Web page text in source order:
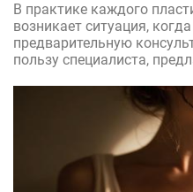
В практике каждого
возникает ситуация,
предварительную
пользу специалиста,